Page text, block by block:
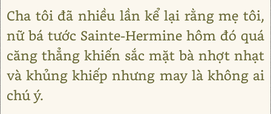
Cha tôi đã nhiều lần kể lại rằng mẹ tôi,
nữ bá tước Sainte-Hermine hôm đó quá
căng thẳng khiến sắc mặt bà nhợt nhạt
và khủng khiếp nhưng may là không ai
chú ý.